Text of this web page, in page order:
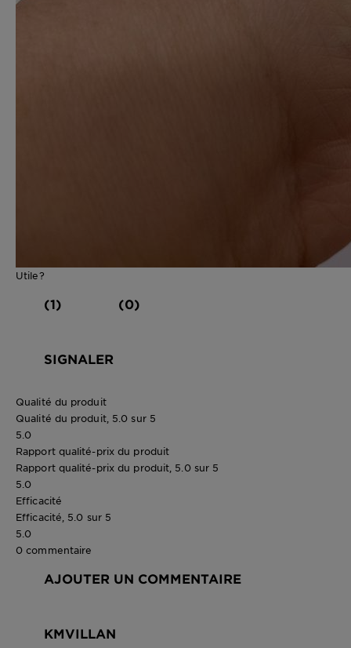
Utile?
(1) (0)
SIGNALER
Qualité du produit
Qualité du produit, 5.0 sur 5
5.0
Rapport qualité-prix du produit
Rapport qualité-prix du produit, 5.0 sur 5
5.0
Efficacité
Efficacité, 5.0 sur 5
5.0
0 commentaire
AJOUTER UN COMMENTAIRE
KMVILLAN